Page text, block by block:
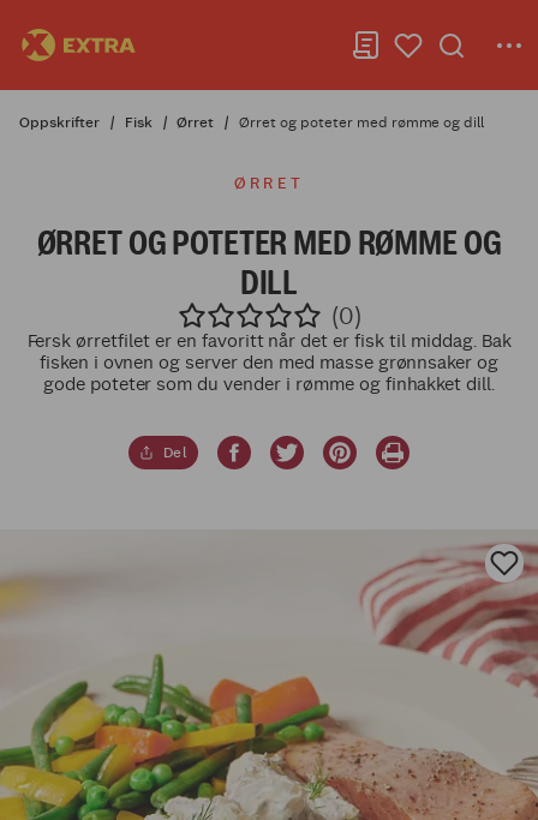
Oppskrifter Fisk Ørret Ørret og poteter med rømme og dill
ØRRET
ØRRET OG POTETER MED RØMME OG
DILL
(0)
Fersk ørretfilet er en favoritt når det er fisk til middag. Bak
fisken i ovnen og server den med masse grønnsaker og
gode poteter som du vender i rømme og finhakket dill.
Del